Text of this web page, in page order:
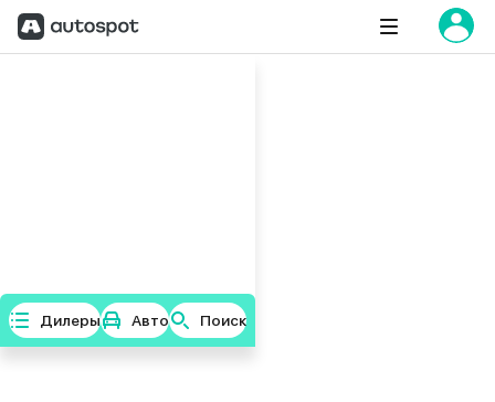
Дилеры Авто Поиск